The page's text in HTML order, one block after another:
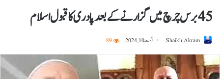
45 برس چرچ میں گزارنے کے بعد پادری کا قبول اسلام
Shaikh Akram اگست 10, 2024 89